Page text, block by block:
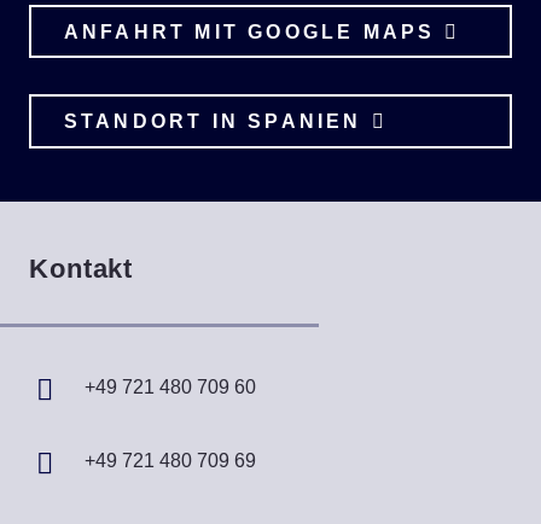
ANFAHRT MIT GOOGLE MAPS
STANDORT IN SPANIEN
Kontakt
+49 721 480 709 60
+49 721 480 709 69